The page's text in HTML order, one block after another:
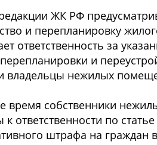
ЖК РФ
и перепланировку
ответственность за
и
владельцы нежилых
время собственники
к ответственности по
штрафа на граждан